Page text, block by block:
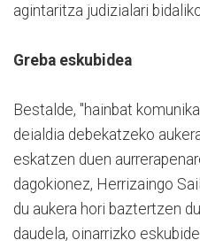
agintaritza judizialari
Greba eskubidea
Bestalde, "hainbat
deialdia debekatzeko
eskatzen duen
dagokionez, Herrizaingo
du aukera hori baztertzen
daudela, oinarrizko